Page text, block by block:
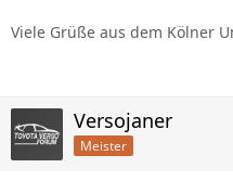
Viele Grüße aus dem Kölner
Versojaner
Meister